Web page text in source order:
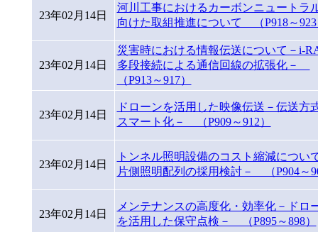
23年02月14日
河川工事におけるカーボンニュートラ
向けた取組推進について （P918～
23年02月14日
災害時における情報伝送について－i-
多段接続による通信回線の拡張化－
（P913～917）
23年02月14日
ドローンを活用した映像伝送－伝送方
スマート化－ （P909～912）
23年02月14日
トンネル照明設備のコスト縮減につい
片側照明配列の採用検討－ （P904～
23年02月14日
メンテナンスの高度化・効率化－ドロ
を活用した保守点検－ （P895～898）